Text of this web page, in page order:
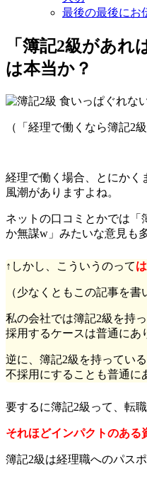
最後の最後にお
「簿記2級があれ
は本当か？
（「経理で働くなら簿記2
経理で働く場合、とにかく
風潮がありますよね。
ネットの口コミとかでは「
か無謀w」みたいな意見も
↑しかし、こういうのって
（少なくともこの記事を書
私の会社では簿記2級を持
採用するケースは普通にあ
逆に、簿記2級を持ってい
不採用にすることも普通に
要するに簿記2級って、転
それほどインパクトのある
簿記2級は経理職へのパス